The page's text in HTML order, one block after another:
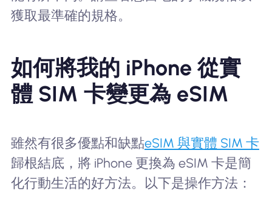
獲取最準確的規格。
如何將我的 iPhone 從實
體 SIM 卡變更為 eSIM
雖然有很多優點和缺點eSIM 與實體 SIM 卡
歸根結底，將 iPhone 更換為 eSIM 卡是簡
化行動生活的好方法。以下是操作方法：